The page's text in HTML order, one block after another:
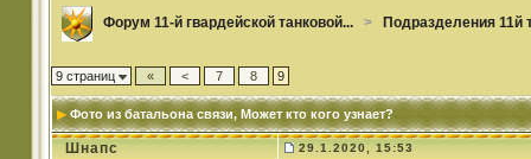
Форум 11-й гвардейской танковой... > Подразделения 11й
9 страниц « < 7 8 9
Фото из батальона связи, Может кто кого узнает?
Шнапс 29.1.2020, 15:53